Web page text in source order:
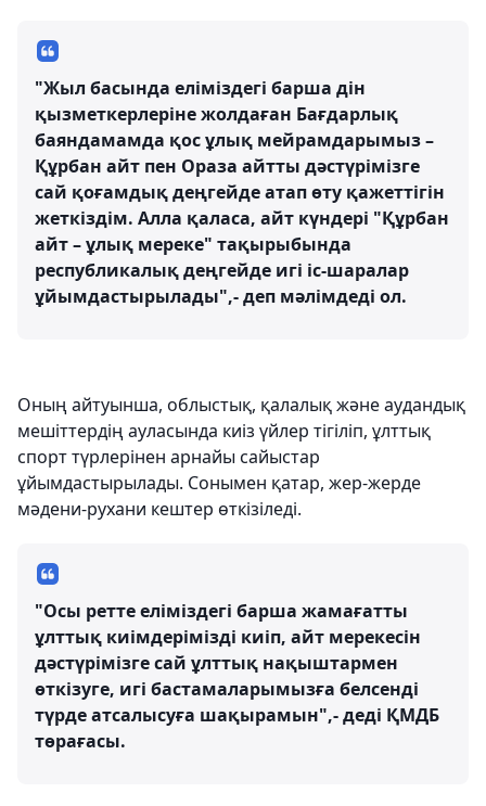
"Жыл басында еліміздегі барша дін
қызметкерлеріне жолдаған Бағдарлық
баяндамамда қос ұлық мейрамдарымыз –
Құрбан айт пен Ораза айтты дәстүрімізге
сай қоғамдық деңгейде атап өту қажеттігін
жеткіздім. Алла қаласа, айт күндері "Құрбан
айт – ұлық мереке" тақырыбында
республикалық деңгейде игі іс-шаралар
ұйымдастырылады",- деп мәлімдеді ол.
Оның айтуынша, облыстық, қалалық және аудандық
мешіттердің ауласында киіз үйлер тігіліп, ұлттық
спорт түрлерінен арнайы сайыстар
ұйымдастырылады. Сонымен қатар, жер-жерде
мәдени-рухани кештер өткізіледі.
"Осы ретте еліміздегі барша жамағатты
ұлттық киімдерімізді киіп, айт мерекесін
дәстүрімізге сай ұлттық нақыштармен
өткізуге, игі бастамаларымызға белсенді
түрде атсалысуға шақырамын",- деді ҚМДБ
төрағасы.